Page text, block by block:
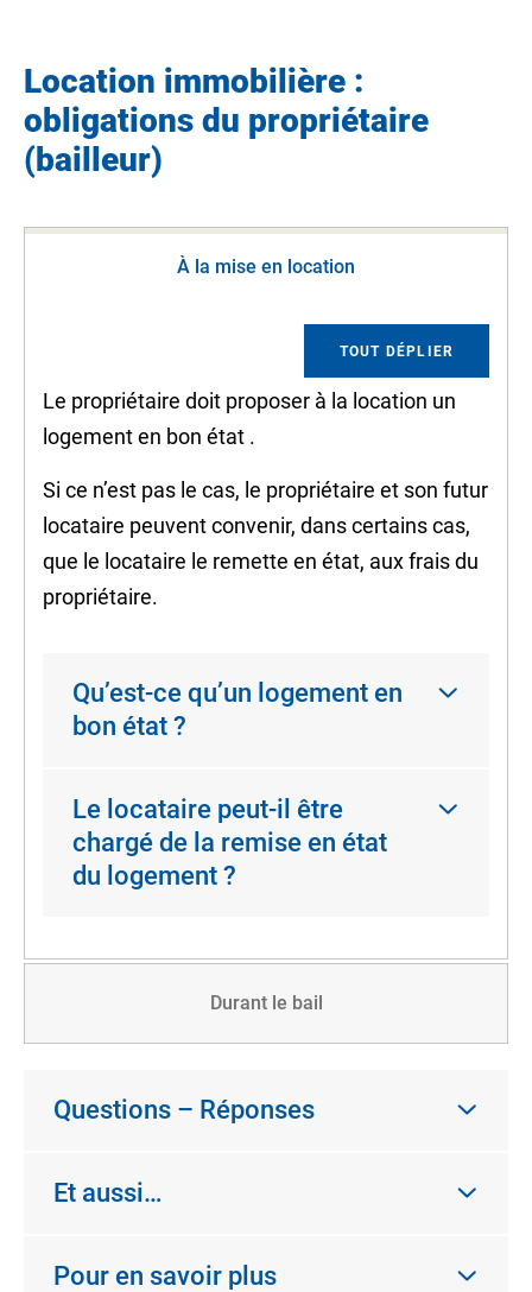
Location immobilière :
obligations du propriétaire
(bailleur)
À la mise en location
TOUT DÉPLIER
Le propriétaire doit proposer à la location un
logementen bon état .
Si ce n’est pas le cas, le propriétaire et son futur
locataire peuvent convenir, dans certains cas,
que le locataire le remette en état, aux frais du
propriétaire.
Qu’est-ce qu’un logement en
bon état ?
Le locataire peut-il être
chargé de la remise en état
du logement ?
Durant le bail
Questions – Réponses
Et aussi…
Pour en savoir plus